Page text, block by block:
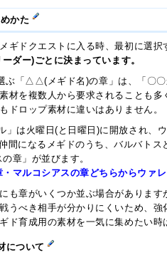
かた
ギドクエストに入る時、最初に選
ダー)ごとに決まっています。
ぶ「△△(メギド名)の章」は、「〇
材を複数人から要求されることも
ロップ素材に違いはありません。
」は火曜日(と日曜日)に開放され、
間になるメギドのうち、バルバト
章」が並びます。
マルコシアスの章どちらからウァ
も章がいくつか並ぶ場合があります
うべき相手が分かりにくいため、
ド育成用の素材を一気に集めたい
について